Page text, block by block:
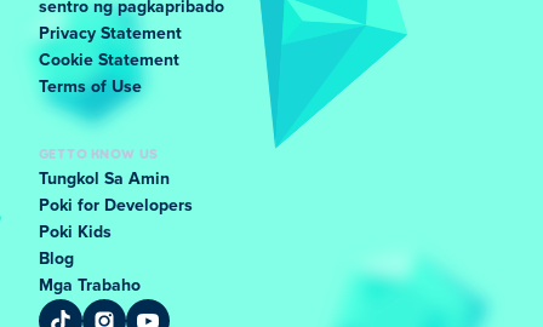
sentro ng pagkapribado
Privacy Statement
Cookie Statement
Terms of Use
GET TO KNOW US
Tungkol Sa Amin
Poki for Developers
Poki Kids
Blog
Mga Trabaho